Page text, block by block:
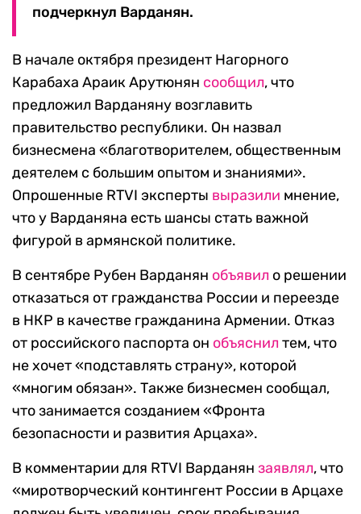
подчеркнул Варданян.
В начале октября президент Нагорного
Карабаха Араик Арутюнян сообщил, что
предложил Варданяну возглавить
правительство республики. Он назвал
бизнесмена «благотворителем, общественным
деятелем с большим опытом и знаниями».
Опрошенные RTVI эксперты выразили мнение,
что у Варданяна есть шансы стать важной
фигурой в армянской политике.
В сентябре Рубен Варданян объявил о решении
отказаться от гражданства России и переезде
в НКР в качестве гражданина Армении. Отказ
от российского паспорта он объяснил тем, что
не хочет «подставлять страну», которой
«многим обязан». Также бизнесмен сообщал,
что занимается созданием «Фронта
безопасности и развития Арцаха».
В комментарии для RTVI Варданян заявлял, что
«миротворческий контингент России в Арцахе